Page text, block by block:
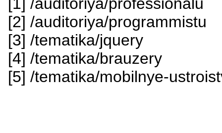
[2] /auditoriya/programmistu
[3] /tematika/jquery
[4] /tematika/brauzery
[5] /tematika/mobilnye-